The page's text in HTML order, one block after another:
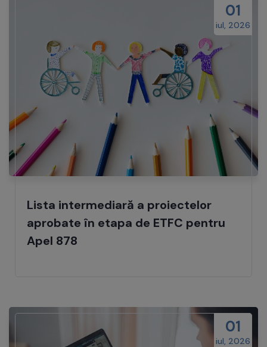
01
iul, 2026
Lista intermediară a proiectelor
aprobate în etapa de ETFC pentru
Apel 878
01
iul, 2026